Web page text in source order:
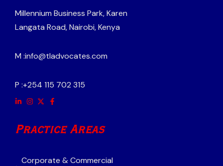
Millennium Business Park, Karen
Langata Road, Nairobi, Kenya
M :info@tladvocates.com
P :+254 115 702 315
Practice Areas
Corporate & Commercial